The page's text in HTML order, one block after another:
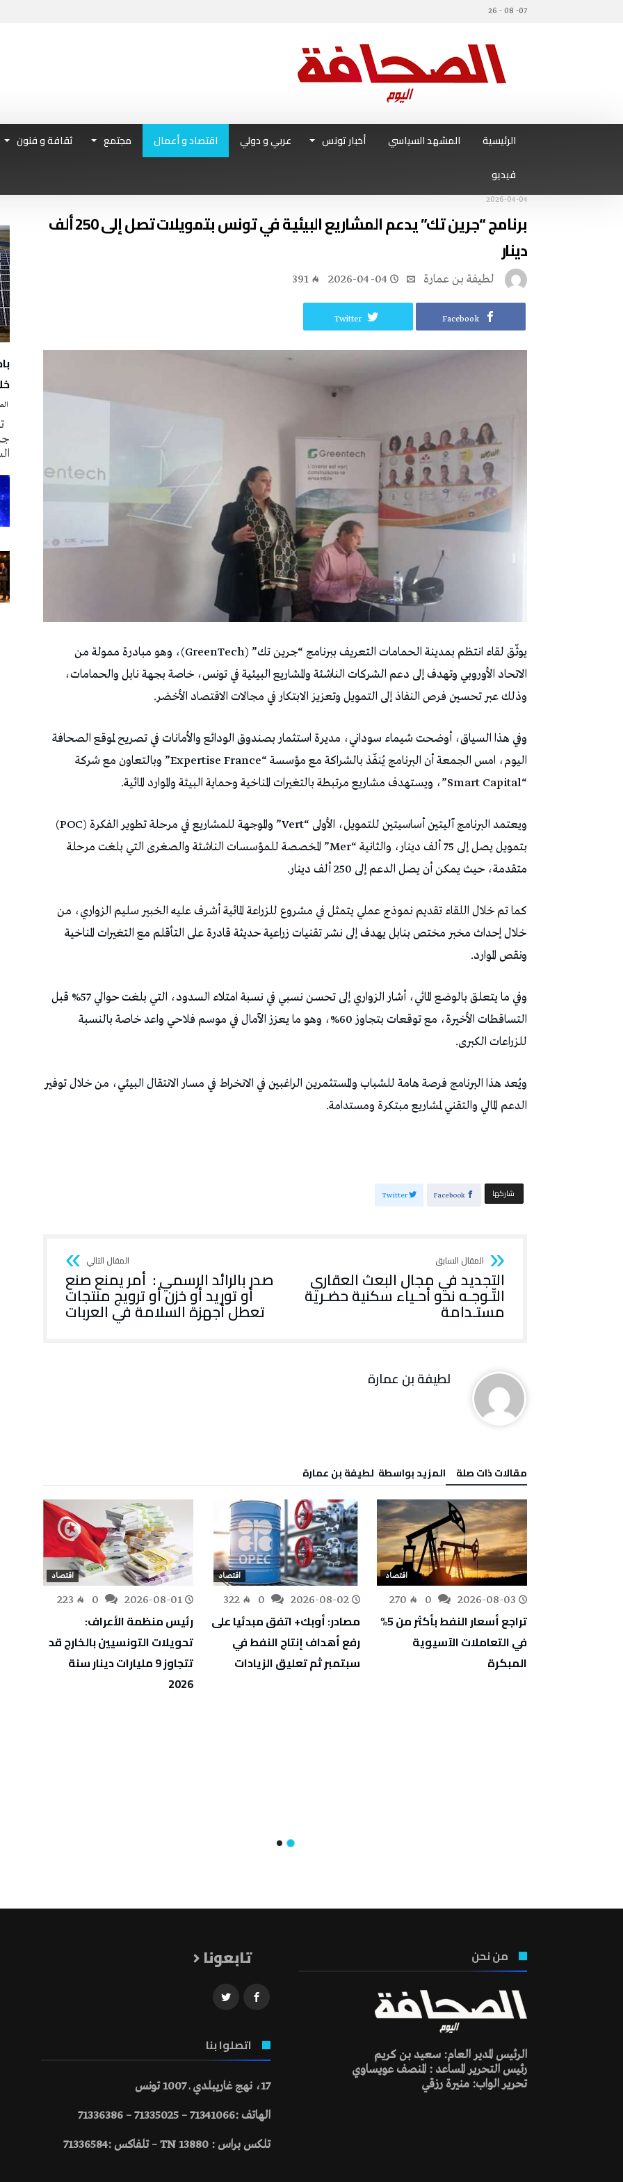
07- 08 - 26
الرئيسية المشهد السياسي أخبار تونس عربي و دولي اقتصاد و أعمال مجتمع ثقافة و فنون
فيديو
2026-04-04
برنامج “جرين تك” يدعم المشاريع البيئية في تونس بتمويلات تصل إلى 250 ألف
دينار
لطيفة بن عمارة 2026-04-04
391
Facebook
Twitter
يوثّق لقاء انتظم بمدينة الحمامات التعريف ببرنامج “جرين تك” (GreenTech)، وهو مبادرة ممولة من
الاتحاد الأوروبي وتهدف إلى دعم الشركات الناشئة والمشاريع البيئية في تونس، خاصة بجهة نابل والحمامات،
وذلك عبر تحسين فرص النفاذ إلى التمويل وتعزيز الابتكار في مجالات الاقتصاد الأخضر.
وفي هذا السياق، أوضحت شيماء سوداني، مديرة استثمار بصندوق الودائع والأمانات في تصريح لموقع الصحافة
اليوم، امس الجمعة أن البرنامج يُنفّذ بالشراكة مع مؤسسة “Expertise France” وبالتعاون مع شركة
“Smart Capital”، ويستهدف مشاريع مرتبطة بالتغيرات المناخية وحماية البيئة والموارد المائية.
ويعتمد البرنامج آليتين أساسيتين للتمويل، الأولى “Vert” والموجهة للمشاريع في مرحلة تطوير الفكرة (POC)
بتمويل يصل إلى 75 ألف دينار، والثانية “Mer” المخصصة للمؤسسات الناشئة والصغرى التي بلغت مرحلة
متقدمة، حيث يمكن أن يصل الدعم إلى 250 ألف دينار.
كما تم خلال اللقاء تقديم نموذج عملي يتمثل في مشروع للزراعة المائية أشرف عليه الخبير سليم الزواري، من
خلال إحداث مخبر مختص بنابل يهدف إلى نشر تقنيات زراعية حديثة قادرة على التأقلم مع التغيرات المناخية
ونقص الموارد.
وفي ما يتعلق بالوضع المائي، أشار الزواري إلى تحسن نسبي في نسبة امتلاء السدود، التي بلغت حوالي 57% قبل
التساقطات الأخيرة، مع توقعات بتجاوز 60%، وهو ما يعزز الآمال في موسم فلاحي واعد خاصة بالنسبة
للزراعات الكبرى.
ويُعد هذا البرنامج فرصة هامة للشباب والمستثمرين الراغبين في الانخراط في مسار الانتقال البيئي، من خلال توفير
الدعم المالي والتقني لمشاريع مبتكرة ومستدامة.
‫‫ شاركها‬ Facebook
Twitter
التجديد في مجال البعث العقاري
التّـوجـه نحو أحـياء سكنية حضـرية
مستـدامة
صدر بالرائد الرسمي : أمر يمنع صنع
أو توريد أو خزن أو ترويج منتجات
تعطل أجهزة السلامة في العربات
لطيفة بن عمارة
‫مقالات ذات صلة‬ ‫‫المزيد بواسطة‬ ‬ لطيفة بن عمارة
اقتصاد
2026-08-03
270
تراجع أسعار النفط بأكثر من 5%
في التعاملات الآسيوية
المبكرة
اقتصاد
2026-08-02
322
مصادر: أوبك+ اتفق مبدئيا على
رفع أهداف إنتاج النفط في
سبتمبر ثم تعليق الزيادات
اقتصاد
2026-08-01
223
رئيس منظمة الأعراف:
تحويلات التونسيين بالخارج قد
تتجاوز 9 مليارات دينار سنة
2026
من نحن
الرئيس المدير العام: سعيد بن كريم
رئيس التحرير المساعد : المنصف عويساوي
تحرير الواب: منيرة رزقي
تابعونا
اتصلوا بنا
17، نهج غاريبلدي ـ 1007 تونس
الهاتف :71341066 – 71335025 – 71336386
تلكس براس : 13880 TN – تلفاكس :71336584